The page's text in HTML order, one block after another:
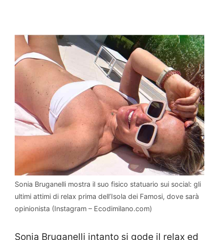
Sonia Bruganelli mostra il suo fisico statuario sui social: gli
ultimi attimi di relax prima dell’Isola dei Famosi, dove sarà
opinionista (Instagram – Ecodimilano.com)
Sonia Bruganelli intanto si gode il relax ed